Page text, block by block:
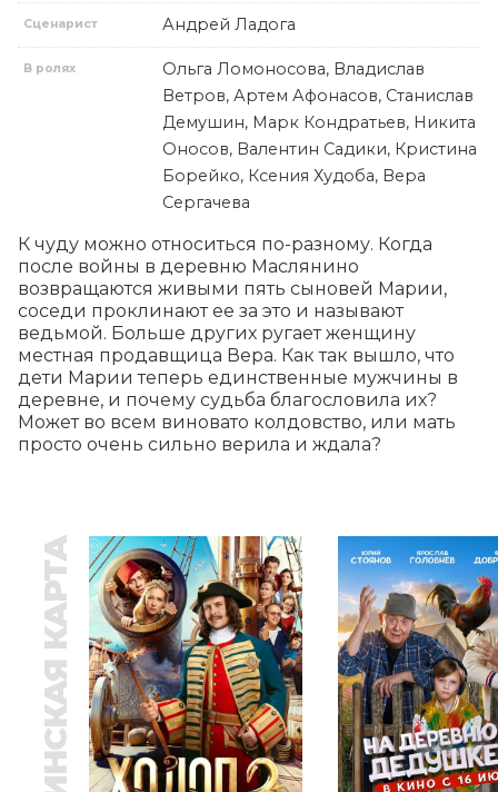
Сценарист Андрей Ладога
В ролях
Ольга Ломоносова, Владислав
Ветров, Артем Афонасов, Станислав
Демушин, Марк Кондратьев, Никита
Оносов, Валентин Садики, Кристина
Борейко, Ксения Худоба, Вера
Сергачева
К чуду можно относиться по-разному. Когда
после войны в деревню Маслянино
возвращаются живыми пять сыновей Марии,
соседи проклинают ее за это и называют
ведьмой. Больше других ругает женщину
местная продавщица Вера. Как так вышло, что
дети Марии теперь единственные мужчины в
деревне, и почему судьба благословила их?
Может во всем виновато колдовство, или мать
просто очень сильно верила и ждала?